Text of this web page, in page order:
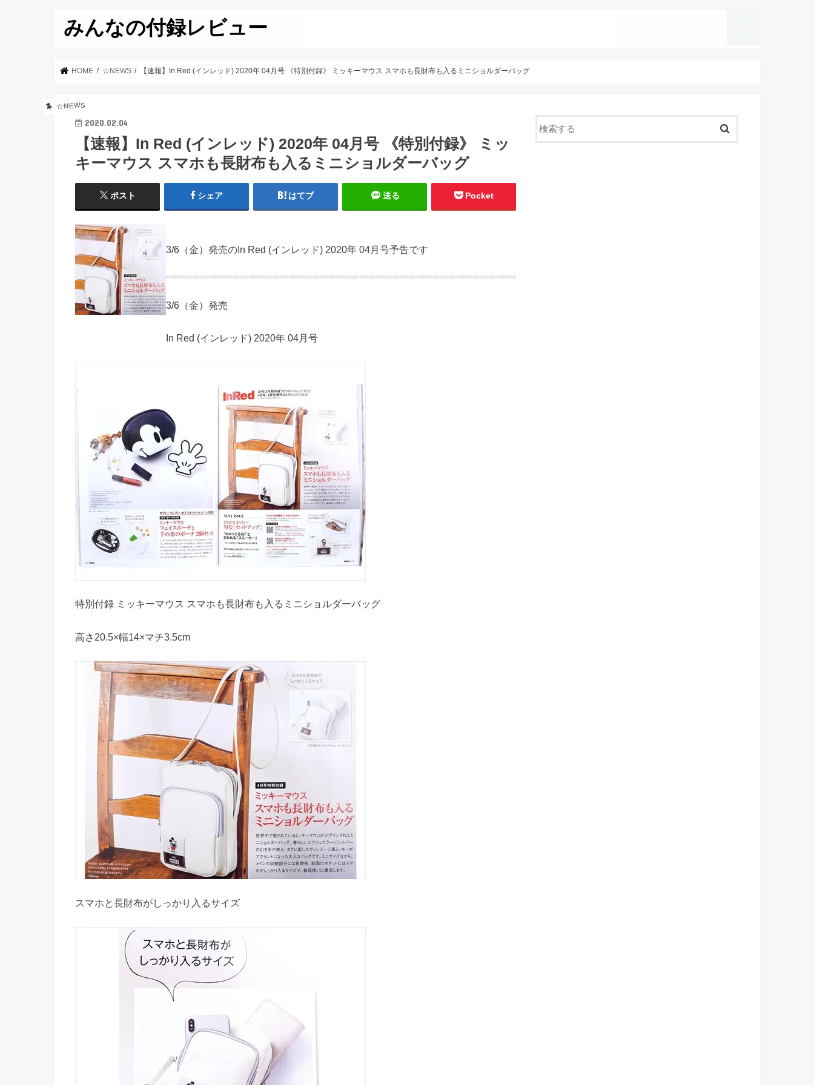
みんなの付録レビュー
HOME ☆NEWS 【速報】In Red (インレッド) 2020年 04月号 《特別付録》 ミッキーマウス スマホも長財布も入るミニショルダーバッグ
☆NEWS
2020.02.04
【速報】In Red (インレッド) 2020年 04月号 《特別付録》 ミッ
キーマウス スマホも長財布も入るミニショルダーバッグ
ポスト シェア はてブ 送る Pocket
3/6（金）発売のIn Red (インレッド) 2020年 04月号予告です
3/6（金）発売
In Red (インレッド) 2020年 04月号
特別付録 ミッキーマウス スマホも長財布も入るミニショルダーバッグ
高さ20.5×幅14×マチ3.5cm
スマホと長財布がしっかり入るサイズ